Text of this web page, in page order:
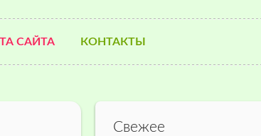
САЙТА КОНТАКТЫ
Свежее